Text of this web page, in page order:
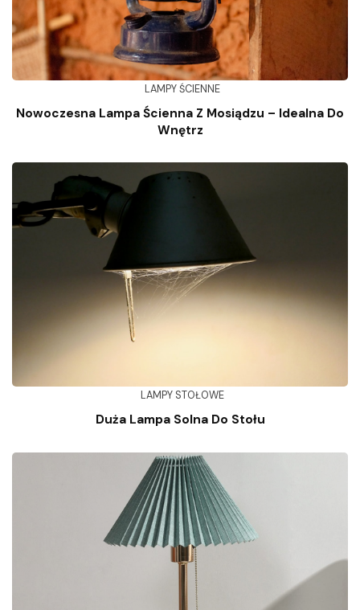
LAMPY ŚCIENNE
Nowoczesna Lampa Ścienna Z Mosiądzu – Idealna Do
Wnętrz
LAMPY STOŁOWE
Duża Lampa Solna Do Stołu